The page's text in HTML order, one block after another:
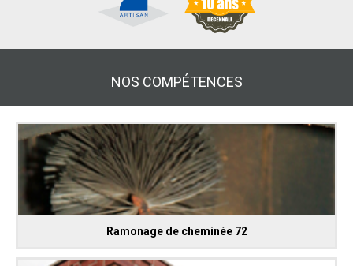
NOS COMPÉTENCES
Ramonage de cheminée 72